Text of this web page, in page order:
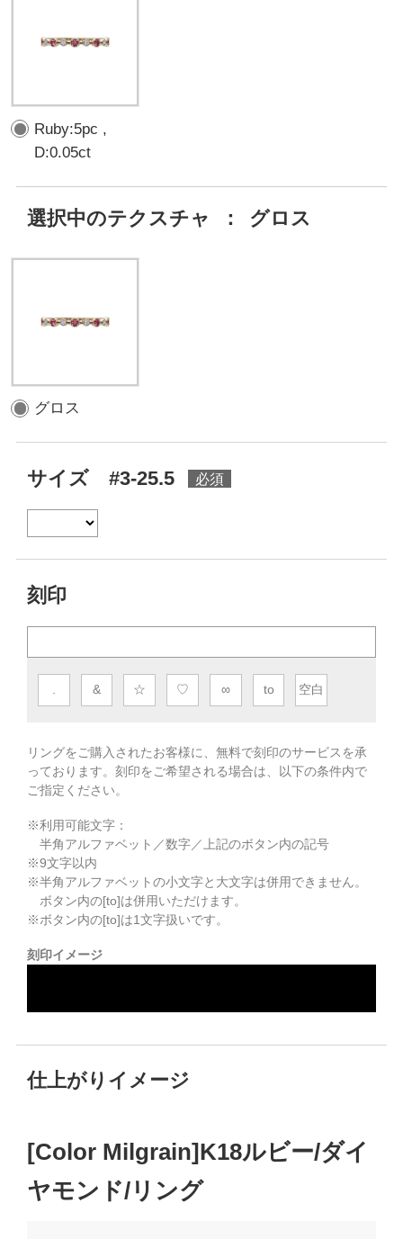
Ruby:5pc ,
D:0.05ct
選択中のテクスチャ ： グロス
グロス
サイズ #3-25.5
刻印
& ☆ ♡ ∞ to 空白
リングをご購入されたお客様に、無料で刻印のサービスを承
っております。 刻印をご希望される場合は、以下の条件内で
ご指定ください。
※利用可能文字：
半角アルファベット／数字／上記のボタン内の記号
※9文字以内
※半角アルファベットの小文字と大文字は併用できません。
ボタン内の[to]は併用いただけます。
※ボタン内の[to]は1文字扱いです。
刻印イメージ
仕上がりイメージ
[Color Milgrain]K18ルビー/ダイ
ヤモンド/リング